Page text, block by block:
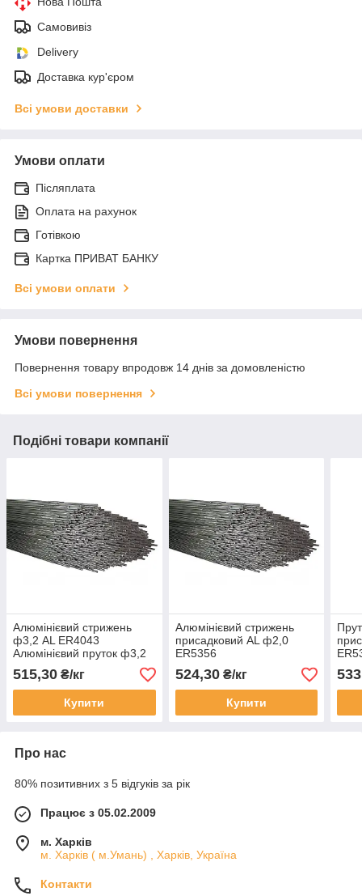
Самовивіз
Delivery
Доставка кур'єром
Всі умови доставки
Умови оплати
Післяплата
Оплата на рахунок
Готівкою
Картка ПРИВАТ БАНКУ
Всі умови оплати
Умови повернення
Повернення товару впродовж 14 днів за домовленістю
Всі умови повернення
Подібні товари компанії
Алюмінієвий стрижень
ф3,2 AL ER4043
Алюмінієвий пруток ф3,2
AL ER4043
515,30 ₴/кг
Купити
Алюмінієвий стрижень
присадковий AL ф2,0
ER5356
524,30₴/кг
Купити
Про нас
80% позитивних з 5 відгуків за рік
Працює з 05.02.2009
м. Харків
м. Харків ( м.Умань) , Харків, Україна
Контакти